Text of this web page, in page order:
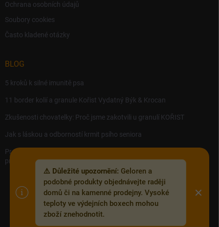
⚠️ Důležité upozornění: Geloren a
podobné produkty objednávejte raději
domů či na kamenné prodejny. Vysoké
teploty ve výdejních boxech mohou
zboží znehodnotit.
Ochrana osobních údajů
Soubory cookies
Často kladené otázky
BLOG
5 kroků k silné imunitě psa
11 border kolií a granule Kořist Vydatný Býk & Krocan
Zkušenosti chovatelky: Proč jsme zakotvili u granulí KOŘIST
Jak s láskou a odborností krmit psího seniora
Precision MICROBES – Koktejl tělu prospěšných živých bakterií,
probiotik a postbiotik.
Copyright 2026 Zoofix.cz . Všechna práva vyhrazena.
cookies